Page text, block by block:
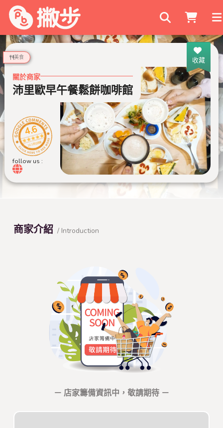
搜尋商家
收藏
美食
關於商家
沛里歐早午餐鬆餅咖啡館
4.6
163 則評論
follow us :
商家介紹 / Introduction
－ 店家籌備資訊中，敬請期待 －